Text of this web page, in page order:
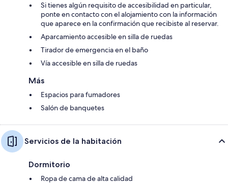
Si tienes algún requisito de accesibilidad en particular,
ponte en contacto con el alojamiento con la información
que aparece en la confirmación que recibiste al reservar.
Aparcamiento accesible en silla de ruedas
Tirador de emergencia en el baño
Vía accesible en silla de ruedas
Más
Espacios para fumadores
Salón de banquetes
Servicios de la habitación
Dormitorio
Ropa de cama de alta calidad